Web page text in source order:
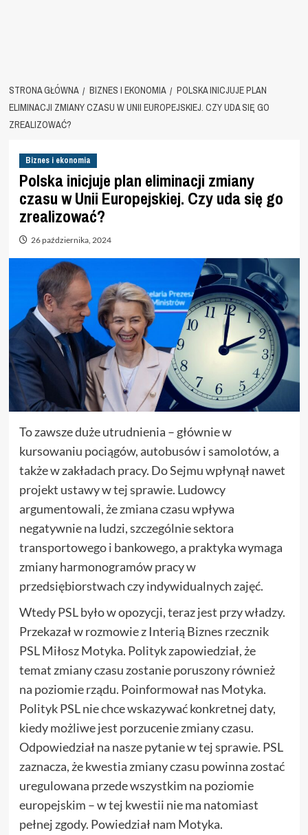
STRONA GŁÓWNA BIZNES I EKONOMIA
POLSKA INICJUJE PLAN
ELIMINACJI ZMIANY CZASU W UNII EUROPEJSKIEJ. CZY UDA SIĘ GO
ZREALIZOWAĆ?
Biznes i ekonomia
Polska inicjuje plan eliminacji zmiany
czasu w Unii Europejskiej. Czy uda się go
zrealizować?
26 października, 2024
To zawsze duże utrudnienia – głównie w
kursowaniu pociągów, autobusów i samolotów, a
także w zakładach pracy. Do Sejmu wpłynął nawet
projekt ustawy w tej sprawie. Ludowcy
argumentowali, że zmiana czasu wpływa
negatywnie na ludzi, szczególnie sektora
transportowego i bankowego, a praktyka wymaga
zmiany harmonogramów pracy w
przedsiębiorstwach czy indywidualnych zajęć.
Wtedy PSL było w opozycji, teraz jest przy władzy.
Przekazał w rozmowie z Interią Biznes rzecznik
PSL Miłosz Motyka. Polityk zapowiedział, że
temat zmiany czasu zostanie poruszony również
na poziomie rządu. Poinformował nas Motyka.
Polityk PSL nie chce wskazywać konkretnej daty,
kiedy możliwe jest porzucenie zmiany czasu.
Odpowiedział na nasze pytanie w tej sprawie. PSL
zaznacza, że kwestia zmiany czasu powinna zostać
uregulowana przede wszystkim na poziomie
europejskim – w tej kwestii nie ma natomiast
pełnej zgody. Powiedział nam Motyka.